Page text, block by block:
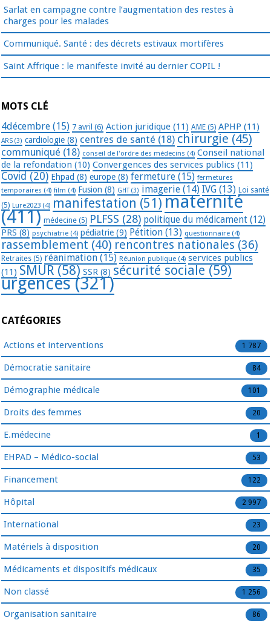
Sarlat en campagne contre l’augmentation des restes à
charges pour les malades
Communiqué. Santé : des décrets estivaux mortifères
Saint Affrique : le manifeste invité au dernier COPIL !
MOTS CLÉ
4décembre (15) 7 avril (6) Action juridique (11) AME (5) APHP (11)
ARS (3) cardiologie (8) centres de santé (18) chirurgie (45)
communiqué (18) conseil de l'ordre des médecins (4) Conseil national
de la refondation (10) Convergences des services publics (11)
Covid (20) Ehpad (8) europe (8) fermeture (15) fermetures
temporaires (4) film (4) Fusion (8) GHT(3) imagerie (14) IVG (13) Loi santé
(5) Lure2023 (4) manifestation (51) maternité
(411) médecine (5) PLFSS (28) politique du médicament (12)
PRS (8) psychiatrie (4) pédiatrie (9) Pétition (13) questionnaire (4)
rassemblement (40) rencontres nationales (36)
Retraites (5) réanimation (15) Réunion publique (4) services publics
(11) SMUR (58) SSR (8) sécurité sociale (59)
urgences(321)
CATÉGORIES
Actions et interventions 1 787
Démocratie sanitaire 84
Démographie médicale 101
Droits des femmes 20
E.médecine 1
EHPAD – Médico-social 53
Financement 122
Hôpital 2 997
International 23
Matériels à disposition 20
Médicaments et dispositifs médicaux 35
Non classé 1 256
Organisation sanitaire 86